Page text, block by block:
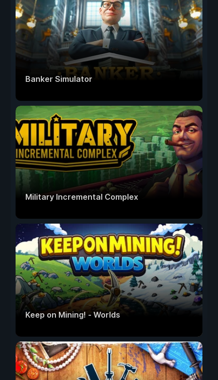
Banker Simulator
Military Incremental Complex
Keep on Mining! - Worlds